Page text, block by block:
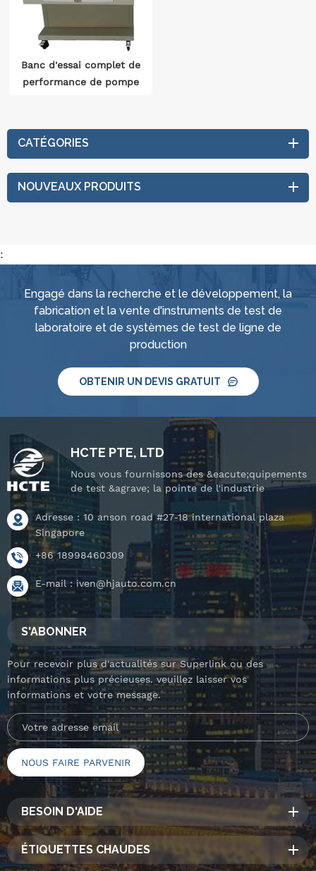
Banc d'essai complet de
performance de pompe
CATÉGORIES
NOUVEAUX PRODUITS
:
Engagé dans la recherche et le développement, la
fabrication et la vente d'instruments de test de
laboratoire et de systèmes de test de ligne de
production
OBTENIR UN DEVIS GRATUIT
HCTE PTE, LTD
Nous vous fournissons des &eacute;quipements
de test &agrave; la pointe de l'industrie
Adresse : 10 anson road #27-18 international plaza
Singapore
+86 18998460309
E-mail :iven@hjauto.com.cn
S'ABONNER
Pour recevoir plus d'actualités sur Superlink ou des
informations plus précieuses. veuillez laisser vos
informations et votre message.
BESOIN D'AIDE
ÉTIQUETTES CHAUDES